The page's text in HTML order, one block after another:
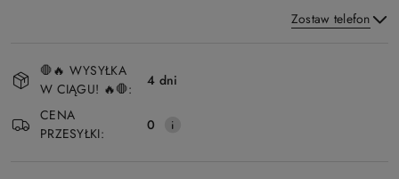
Zostaw telefon
i
dostawa
🛑🔥 WYSYŁKA
W CIĄGU! 🔥🛑:
4 dni
CENA
PRZESYŁKI:
0